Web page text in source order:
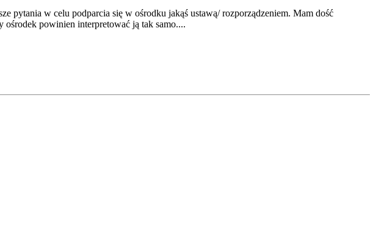
pytania w celu podparcia się w ośrodku jakąś ustawą/ rozporządzeniem. Mam dość
powinien interpretować ją tak samo....